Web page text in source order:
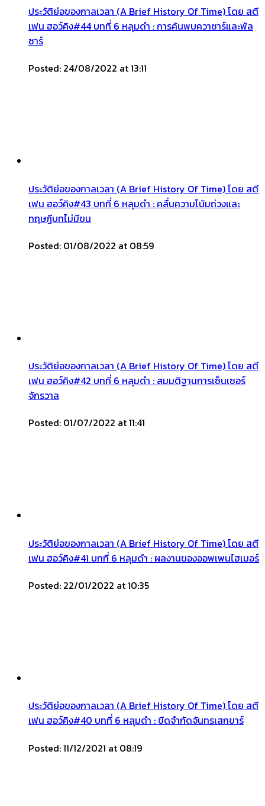
ประวัติย่อของกาลเวลา (A Brief History Of Time) โดย สตี
เฟน ฮอว์คิง#44 บทที่ 6 หลุมดำ : การค้นพบควาซาร์และพัล
ซาร์
Posted: 24/08/2022 at 13:11
ประวัติย่อของกาลเวลา (A Brief History Of Time) โดย สตี
เฟน ฮอว์คิง#43 บทที่ 6 หลุมดำ : คลื่นความโน้มถ่วงและ
ทฤษฎีบทไม่มีขน
Posted: 01/08/2022 at 08:59
ประวัติย่อของกาลเวลา (A Brief History Of Time) โดย สตี
เฟน ฮอว์คิง#42 บทที่ 6 หลุมดำ : สมมติฐานการเซ็นเซอร์
จักรวาล
Posted: 01/07/2022 at 11:41
ประวัติย่อของกาลเวลา (A Brief History Of Time) โดย สตี
เฟน ฮอว์คิง#41 บทที่ 6 หลุมดำ : ผลงานของออพเพนไฮเมอร์
Posted: 22/01/2022 at 10:35
ประวัติย่อของกาลเวลา (A Brief History Of Time) โดย สตี
เฟน ฮอว์คิง#40 บทที่ 6 หลุมดำ : ขีดจำกัดจันทรเสกขาร์
Posted: 11/12/2021 at 08:19